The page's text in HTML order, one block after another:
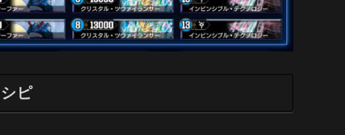
ピ